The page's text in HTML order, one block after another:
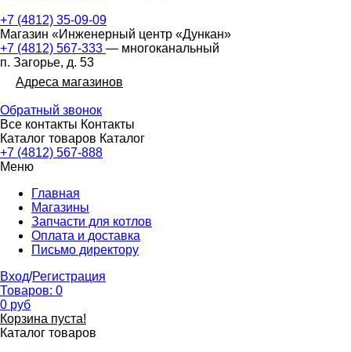
+7 (4812) 35-09-09
Магазин «Инженерный центр «Дункан»
+7 (4812) 567-333 — многоканальный
п. Загорье, д. 53
Адреса магазинов
Обратный звонок
Все контакты Контакты
Каталог товаров Каталог
+7 (4812) 567-888
Меню
Главная
Магазины
Запчасти для котлов
Оплата и доставка
Письмо директору
Вход/Регистрация
Товаров: 0
0 руб
Корзина пуста!
Каталог товаров